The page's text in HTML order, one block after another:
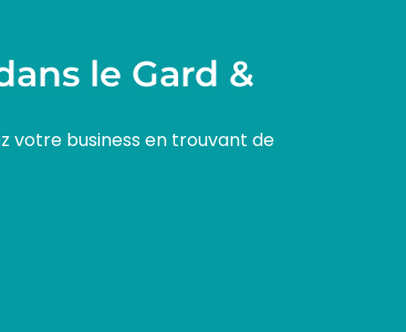
le Gard &
votre business en trouvant de